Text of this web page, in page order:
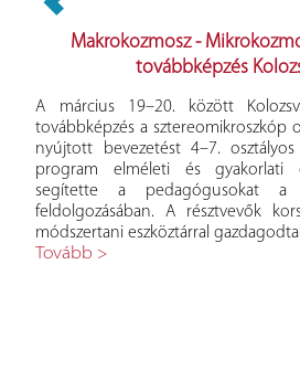
17.
A március 19–20. között
továbbképzés a sztereomikroszkóp
nyújtott bevezetést 4–7.
program elméleti és gyakorlati
segítette a pedagógusokat a
feldolgozásában. A résztvevők
módszertani eszköztárral
Tovább >
Makrokozmosz -
továbbképzés